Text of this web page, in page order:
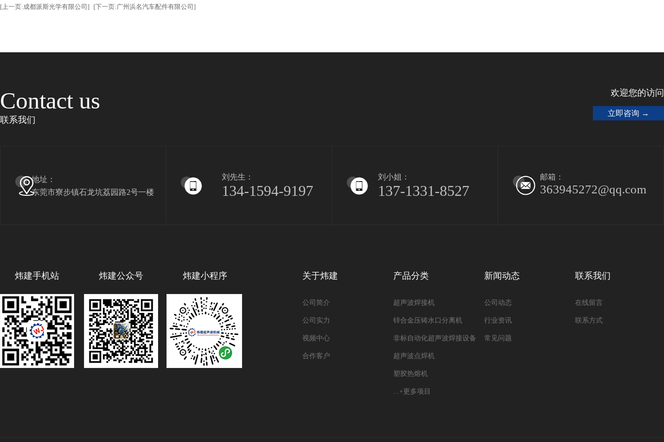
[上一页:成都派斯光学有限公司] [下一页:广州浜名汽车配件有限公司]
Contact us
联系我们
欢迎您的访问
立即咨询 →
地址：
东莞市寮步镇石龙坑荔园路2号一楼
刘先生：
134-1594-9197
刘小姐：
137-1331-8527
邮箱：
363945272@qq.com
炜建手机站 炜建公众号 炜建小程序 关于炜建
公司简介
公司实力
视频中心
合作客户
产品分类
超声波焊接机
锌合金压铸水口分离机
非标自动化超声波焊接设备
超声波点焊机
塑胶热熔机
...+更多项目
新闻动态
公司动态
行业资讯
常见问题
联系我们
在线留言
联系方式